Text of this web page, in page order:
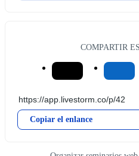
COMPARTIR
Copiar el enlance